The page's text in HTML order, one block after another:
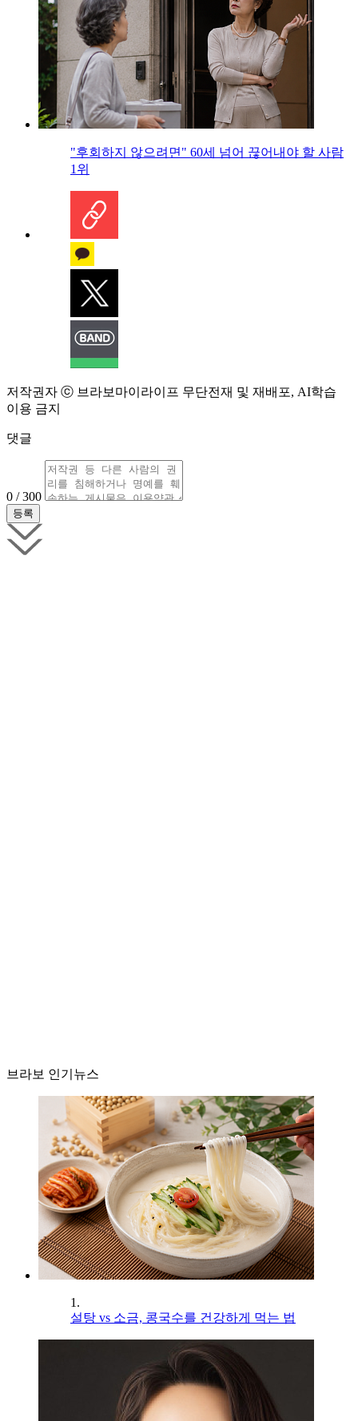
"후회하지 않으려면" 60세 넘어 끊어내야 할 사람
1위
저작권자 ⓒ 브라보마이라이프 무단전재 및 재배포, AI학습
이용 금지
댓글
0 / 300
브라보 인기뉴스
1.
설탕 vs 소금, 콩국수를 건강하게 먹는 법